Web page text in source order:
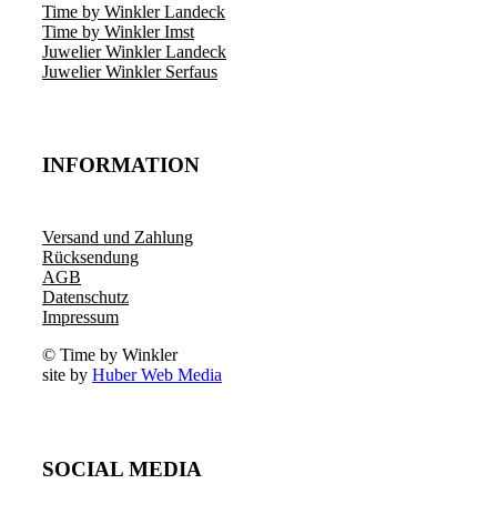
Time by Winkler Landeck
Time by Winkler Imst
Juwelier Winkler Landeck
Juwelier Winkler Serfaus
INFORMATION
Versand und Zahlung
Rücksendung
AGB
Datenschutz
Impressum
© Time by Winkler
site by Huber Web Media
SOCIAL MEDIA